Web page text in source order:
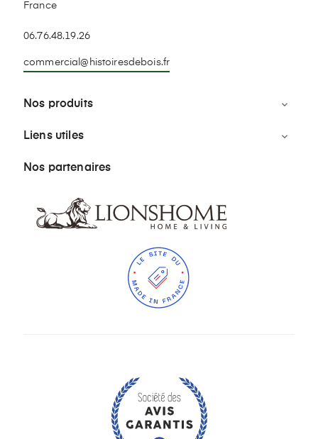
France
06.76.48.19.26
commercial@histoiresdebois.fr
Nos produits 
Liens utiles 
Nos partenaires